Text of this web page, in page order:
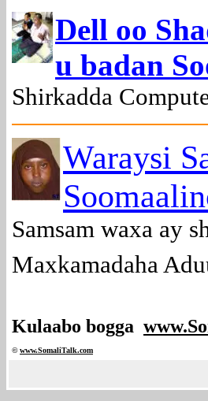
Dell oo
u badan
Shirkadda
Waraysi
Samsam waxa ay
Maxkamadaha
Kulaabo bogga
©www.SomaliTalk.com